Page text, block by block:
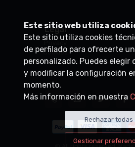
Legal
Cookies
Condiciones de venta
Este sitio web utiliza
Este sitio utiliza cookies
de perfilado para ofrecerte
personalizado. Puedes elegir
y modificar la configuración
momento.
Más información en nuestra
Rechazar todas
Gestionar